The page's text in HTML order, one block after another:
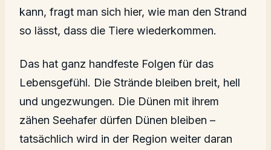
kann, fragt man sich hier, wie man den Strand
so lässt, dass die Tiere wiederkommen.
Das hat ganz handfeste Folgen für das
Lebensgefühl. Die Strände bleiben breit, hell
und ungezwungen. Die Dünen mit ihrem
zähen Seehafer dürfen Dünen bleiben –
tatsächlich wird in der Region weiter daran